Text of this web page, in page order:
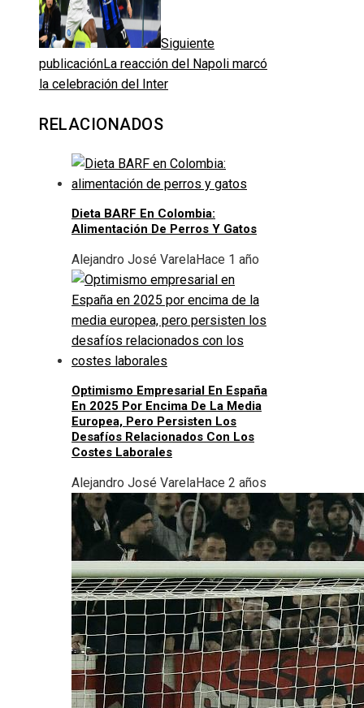
Siguiente
publicaciónLa reacción del Napoli marcó
la celebración del Inter
RELACIONADOS
Dieta BARF En Colombia:
Alimentación De Perros Y Gatos
Alejandro José VarelaHace 1 año
Optimismo Empresarial En España
En 2025 Por Encima De La Media
Europea, Pero Persisten Los
Desafíos Relacionados Con Los
Costes Laborales
Alejandro José VarelaHace 2 años